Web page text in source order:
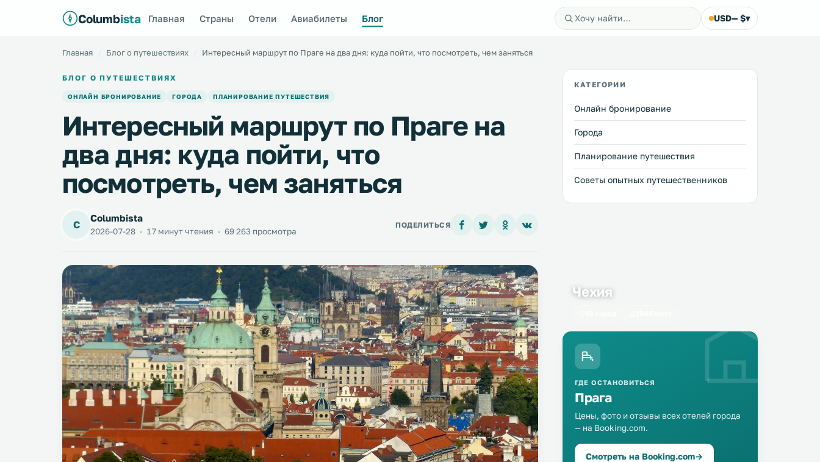
Columbista Главная Страны Отели Авиабилеты Блог USD— $▾
Главная Блог о путешествиях Интересный маршрут по Праге на два дня: куда пойти, что посмотреть, чем заняться
БЛОГ О ПУТЕШЕСТВИЯХ
ОНЛАЙН БРОНИРОВАНИЕ ГОРОДА ПЛАНИРОВАНИЕ ПУТЕШЕСТВИЯ
Интересный маршрут по Праге на
два дня: куда пойти, что
посмотреть, чем заняться
C
Columbista
2026-07-28 · 17 минут чтения · 69 263 просмотра
ПОДЕЛИТЬСЯ
КАТЕГОРИИ
Онлайн бронирование
Города
Планирование путешествия
Советы опытных путешественников
Чехия
ГДЕ ОСТАНОВИТЬСЯ
Прага
Цены, фото и отзывы всех отелей города
— на Booking.com.
Смотреть на Booking.com→